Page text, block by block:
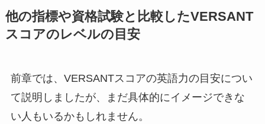
他の指標や資格試験と比較したVERSANT
スコアのレベルの目安
前章では、VERSANTスコアの英語力の目安につい
て説明しましたが、まだ具体的にイメージできな
い人もいるかもしれません。